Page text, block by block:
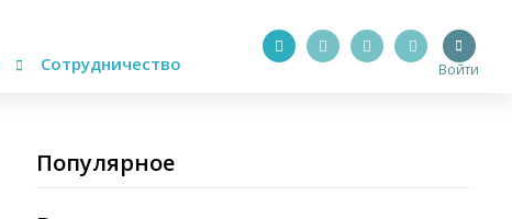
Сотрудничество Войти
Популярное